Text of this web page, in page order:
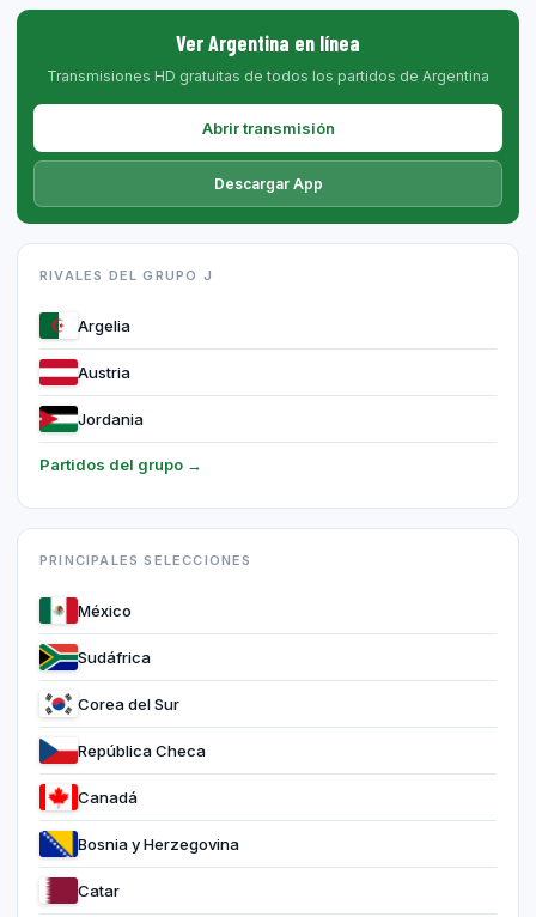
Ver Argentina en línea
Transmisiones HD gratuitas de todos los partidos de Argentina
Abrir transmisión
Descargar App
RIVALES DEL GRUPO J
Argelia
Austria
Jordania
Partidos del grupo →
PRINCIPALES SELECCIONES
México
Sudáfrica
Corea del Sur
República Checa
Canadá
Bosnia y Herzegovina
Catar